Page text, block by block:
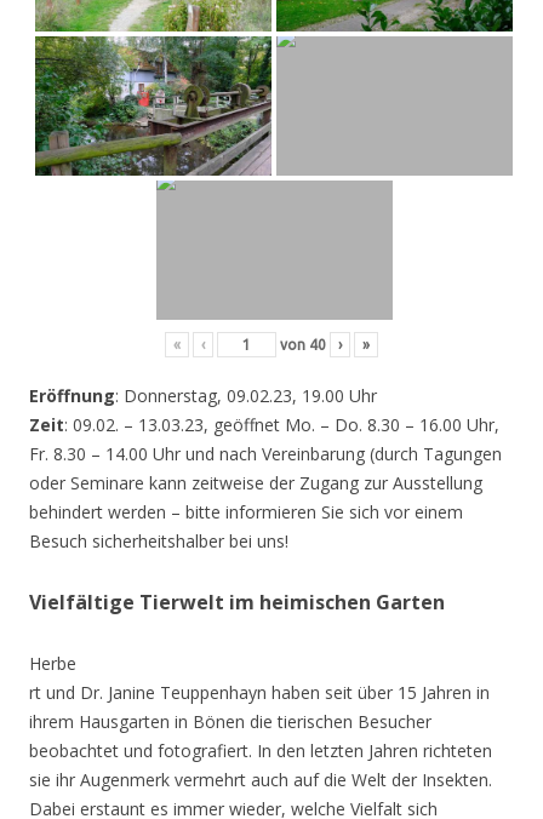
« ‹ von 40 › »
Eröffnung: Donnerstag, 09.02.23, 19.00 Uhr
Zeit: 09.02. – 13.03.23, geöffnet Mo. – Do. 8.30 – 16.00 Uhr,
Fr. 8.30 – 14.00 Uhr und nach Vereinbarung (durch Tagungen
oder Seminare kann zeitweise der Zugang zur Ausstellung
behindert werden – bitte informieren Sie sich vor einem
Besuch sicherheitshalber bei uns!
Vielfältige Tierwelt im heimischen Garten
Herbe
rt und Dr. Janine Teuppenhayn haben seit über 15 Jahren in
ihrem Hausgarten in Bönen die tierischen Besucher
beobachtet und fotografiert. In den letzten Jahren richteten
sie ihr Augenmerk vermehrt auch auf die Welt der Insekten.
Dabei erstaunt es immer wieder, welche Vielfalt sich